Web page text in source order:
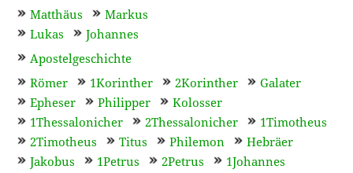
Matthäus
Markus
Lukas
Johannes
Apostelgeschichte
Römer
1Korinther 2Korinther
Galater
Epheser
Philipper
Kolosser
1Thessalonicher
2Thessalonicher
1Timotheus
2Timotheus
Titus Philemon
Hebräer
Jakobus
1Petrus 2Petrus
1Johannes